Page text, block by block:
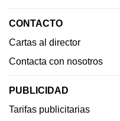
CONTACTO
Cartas al director
Contacta con nosotros
PUBLICIDAD
Tarifas publicitarias